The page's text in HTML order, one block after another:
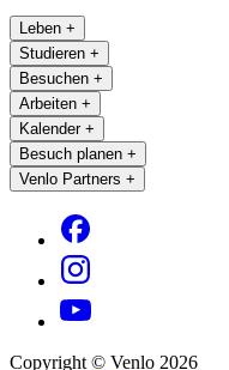
Leben +
Studieren +
Besuchen +
Arbeiten +
Kalender +
Besuch planen +
Venlo Partners +
Copyright © Venlo 2026